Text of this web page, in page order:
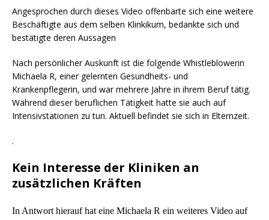
Angesprochen durch dieses Video offenbarte sich eine weitere
Beschäftigte aus dem selben Klinkikum, bedankte sich und
bestätigte deren Aussagen
Nach persönlicher Auskunft ist die folgende Whistleblowerin
Michaela R, einer gelernten Gesundheits- und
Krankenpflegerin, und war mehrere Jahre in ihrem Beruf tätig.
Während dieser beruflichen Tätigkeit hatte sie auch auf
Intensivstationen zu tun. Aktuell befindet sie sich in Elternzeit.
.
Kein Interesse der Kliniken an
zusätzlichen Kräften
In Antwort hierauf hat eine Michaela R ein weiteres Video auf